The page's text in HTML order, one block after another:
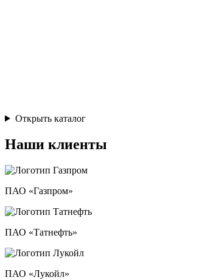
Открыть каталог
Наши клиенты
ПАО «Газпром»
ПАО «Татнефть»
ПАО «Лукойл»